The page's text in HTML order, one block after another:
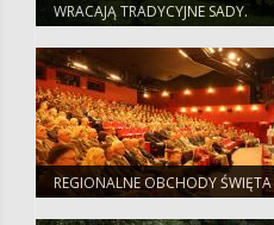
WRACAJĄ TRADYCYJNE SADY.
RDLP W ŁODZI POZYSKAŁA
PONAD 1,4 MLN ZŁ NA
OCHRONĘ
BIORÓŻNORODNOŚCI
REGIONALNE OBCHODY ŚWIĘTA
LASU W PŁOCKU